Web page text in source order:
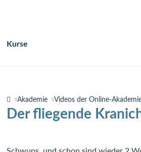
Navigation
Kurse
Akademie Videos der Online-
Der fliegende